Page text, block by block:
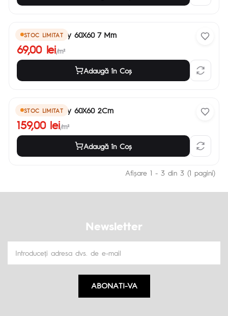
STOC LIMITAT
Luna Cool Grey 60X60 7 Mm
69,00 lei/m²
Adaugă în Coş
STOC LIMITAT
Luna Cool Grey 60X60 2Cm
159,00 lei/m²
Adaugă în Coş
Afişare 1 - 3 din 3 (1 pagini)
Newsletter
ABONATI-VA